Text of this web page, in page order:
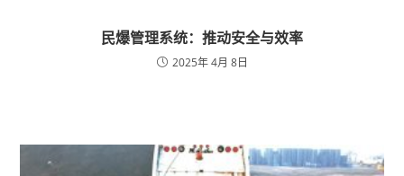
民爆管理系统：推动安全与效率
2025年 4月 8日